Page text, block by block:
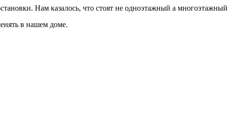
Нам казалось, что стоят не одноэтажный а
в нашем доме.